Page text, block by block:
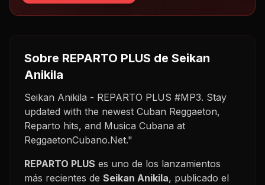
Sobre REPARTO PLUS de Seikan
Anikila
Seikan Anikila - REPARTO PLUS #MP3. Stay
updated with the newest Cuban Reggaeton,
Reparto hits, and Musica Cubana at
ReggaetonCubano.Net."
REPARTO PLUS es uno de los lanzamientos
más recientes de Seikan Anikila, publicado el